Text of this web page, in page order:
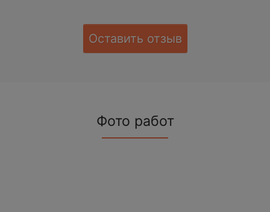
Оставить отзыв
Фото работ